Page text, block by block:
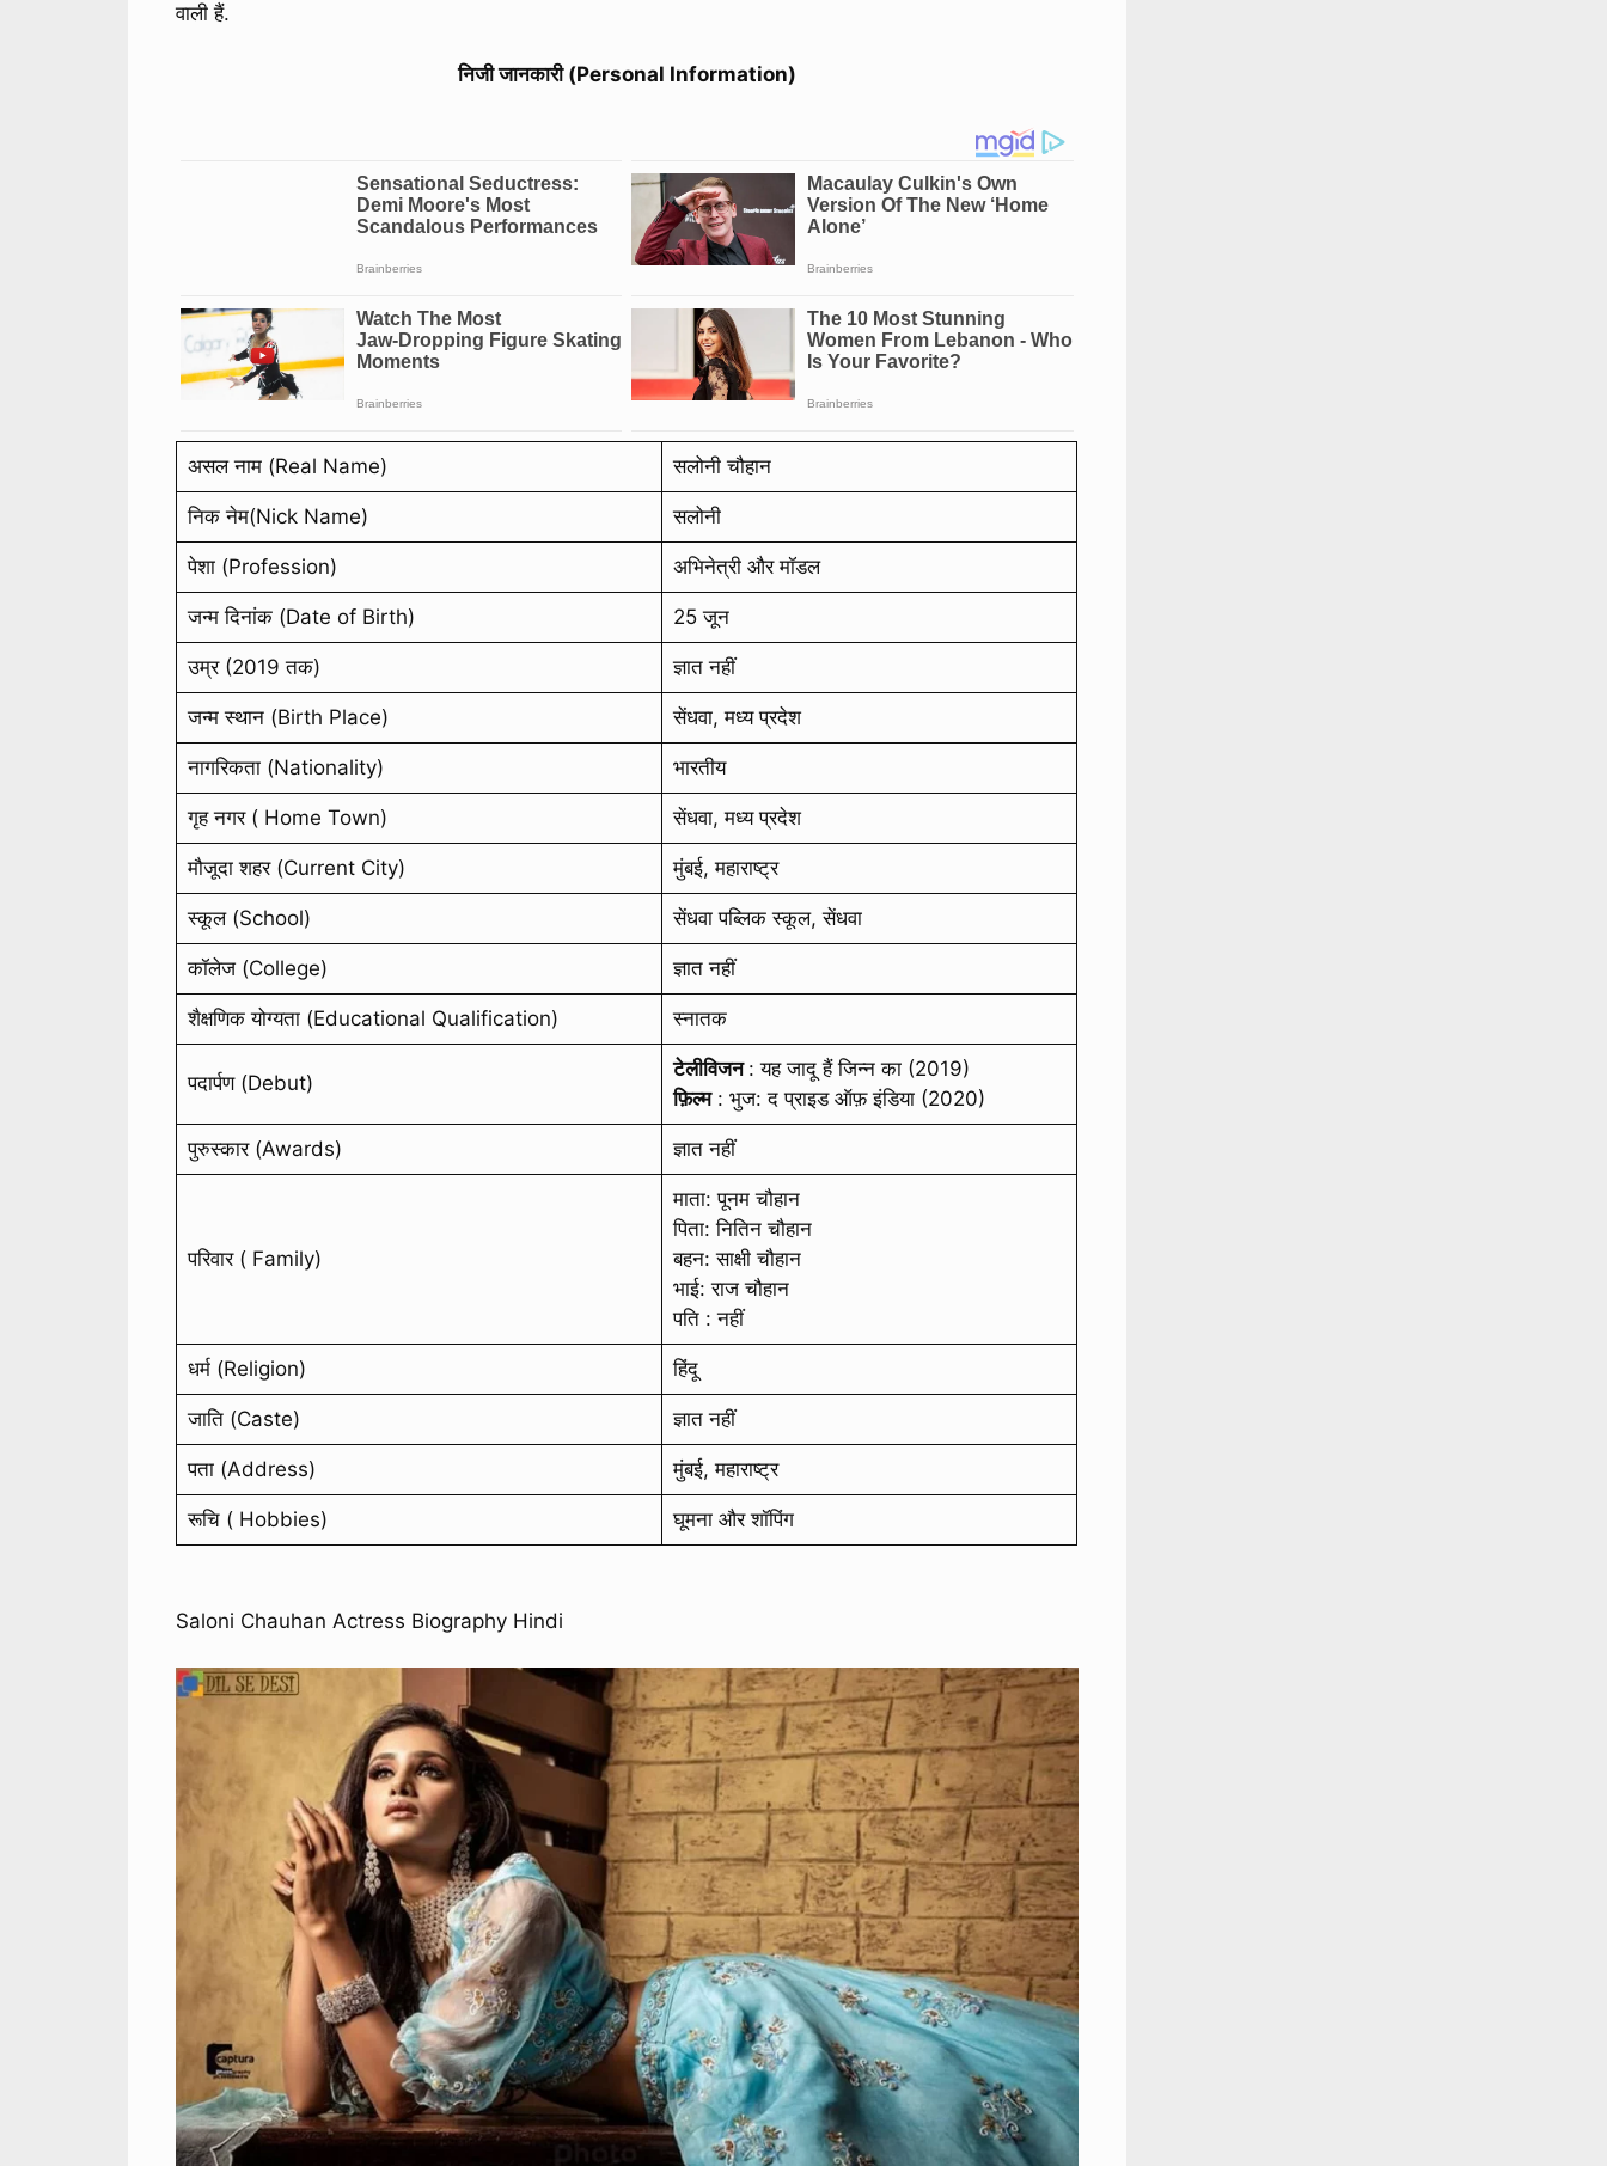
वाली हैं.
निजी जानकारी (Personal Information)
असल नाम (Real Name) सलोनी चौहान
निक नेम(Nick Name) सलोनी
पेशा (Profession) अभिनेत्री और मॉडल
जन्म दिनांक (Date of Birth) 25 जून
उम्र (2019 तक) ज्ञात नहीं
जन्म स्थान (Birth Place) सेंधवा, मध्य प्रदेश
नागरिकता (Nationality) भारतीय
गृह नगर ( Home Town) सेंधवा, मध्य प्रदेश
मौजूदा शहर (Current City) मुंबई, महाराष्ट्र
स्कूल (School) सेंधवा पब्लिक स्कूल, सेंधवा
कॉलेज (College) ज्ञात नहीं
शैक्षणिक योग्यता (Educational Qualification) स्नातक
पदार्पण (Debut)
टेलीविजन : यह जादू हैं जिन्न का (2019)
फ़िल्म: भुज: द प्राइड ऑफ़ इंडिया (2020)
पुरुस्कार (Awards) ज्ञात नहीं
परिवार ( Family)
माता: पूनम चौहान
पिता: नितिन चौहान
बहन: साक्षी चौहान
भाई: राज चौहान
पति : नहीं
धर्म (Religion) हिंदू
जाति (Caste) ज्ञात नहीं
पता (Address) मुंबई, महाराष्ट्र
रूचि ( Hobbies) घूमना और शॉपिंग
Saloni Chauhan Actress Biography Hindi